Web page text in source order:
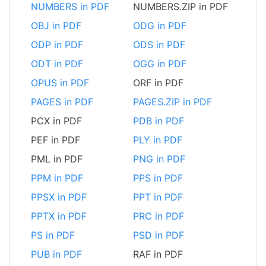
NUMBERS in PDF
NUMBERS.ZIP in PDF
OBJ in PDF
ODG in PDF
ODP in PDF
ODS in PDF
ODT in PDF
OGG in PDF
OPUS in PDF
ORF in PDF
PAGES in PDF
PAGES.ZIP in PDF
PCX in PDF
PDB in PDF
PEF in PDF
PLY in PDF
PML in PDF
PNG in PDF
PPM in PDF
PPS in PDF
PPSX in PDF
PPT in PDF
PPTX in PDF
PRC in PDF
PS in PDF
PSD in PDF
PUB in PDF
RAF in PDF